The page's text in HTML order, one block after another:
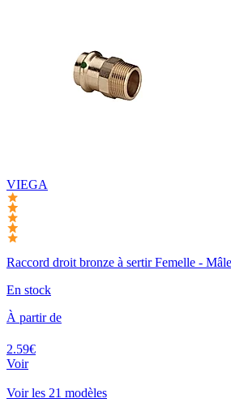
VIEGA
Raccord droit bronze à sertir Femelle -
En stock
À partir de
2.59€
Voir
Voir les 21 modèles